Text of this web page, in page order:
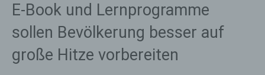
E-Book und Lernprogramme
sollen Bevölkerung besser auf
große Hitze vorbereiten